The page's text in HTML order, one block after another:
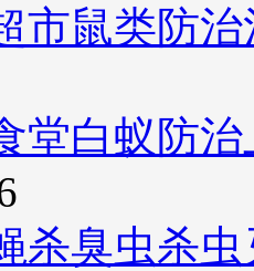
市鼠类防
堂白蚁防
杀臭虫杀